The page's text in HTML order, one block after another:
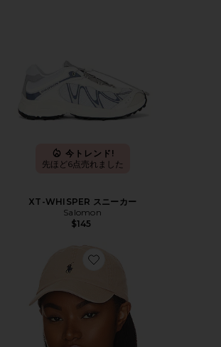
今トレンド!
先ほど6点売れました
XT-WHISPER スニーカー
Salomon
$145
Favorite ハット